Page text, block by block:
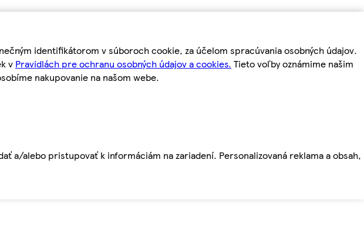
identifikátorom v súboroch cookie, za účelom spracúvania osobných údajov.
v Pravidlách pre ochranu osobných údajov a cookies. Tieto voľby oznámime našim
nakupovanie na našom webe.
a/alebo pristupovať k informáciám na zariadení. Personalizovaná reklama a obsah,